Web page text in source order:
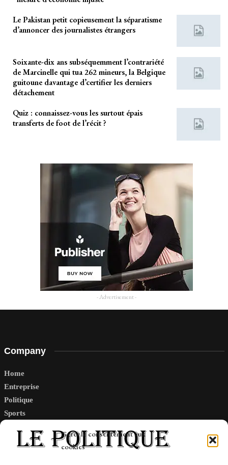
Gérer le consentement aux
cookies
Le Pakistan petit copieusement la séparatisme
d’annoncer des journalistes étrangers
Soixante-dix ans subséquemment l’contrariété
de Marcinelle qui tua 262 mineurs, la Belgique
guitoune davantage d’certifier les derniers
détachement
Quiz : connaissez-vous les surtout épais
transferts de foot de l’récit ?
- Advertisement -
Company
Home
Entreprise
Politique
Sports